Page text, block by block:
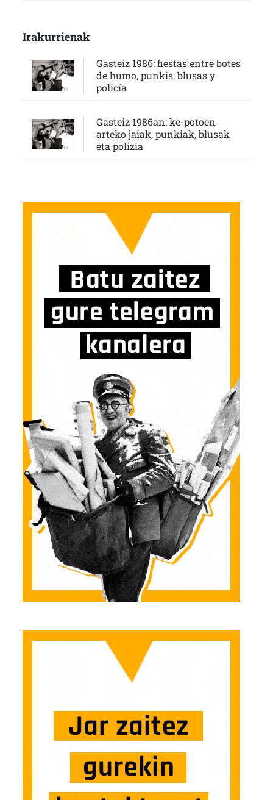
Irakurrienak
Gasteiz 1986: fiestas entre botes
de humo, punkis, blusas y
policía
Gasteiz 1986an: ke-potoen
arteko jaiak, punkiak, blusak
eta polizia